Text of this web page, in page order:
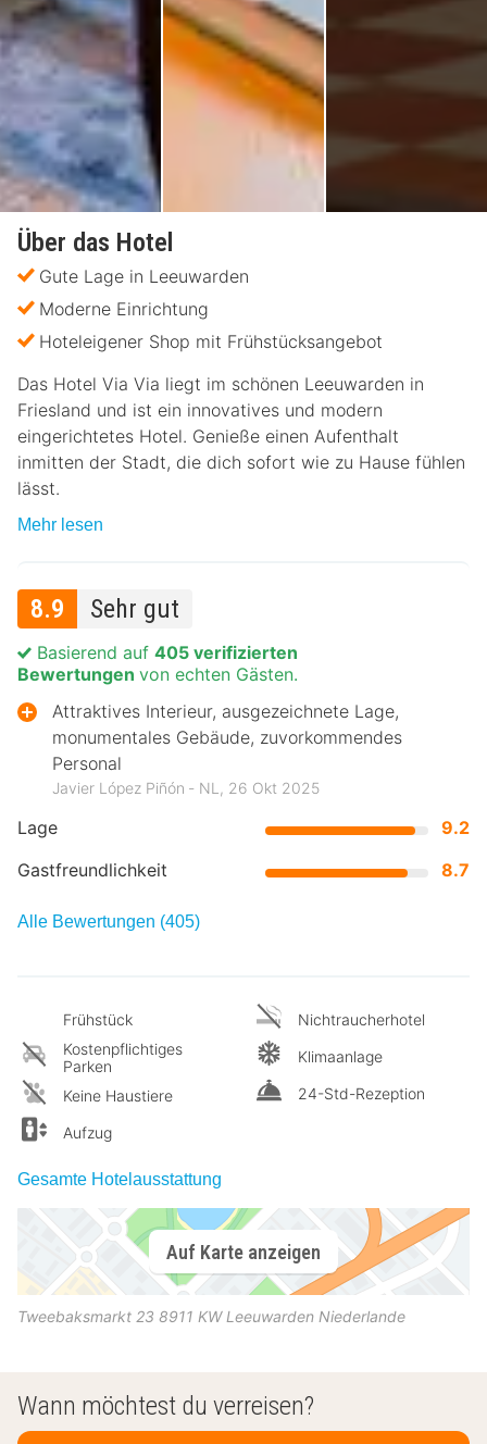
Über das Hotel
Gute Lage in Leeuwarden
Moderne Einrichtung
Hoteleigener Shop mit Frühstücksangebot
Das Hotel Via Via liegt im schönen Leeuwarden in
Friesland und ist ein innovatives und modern
eingerichtetes Hotel. Genieße einen Aufenthalt
inmitten der Stadt, die dich sofort wie zu Hause fühlen
lässt.
Mehr lesen
8.9 Sehr gut
Lage
9.2
Gastfreundlichkeit
8.7
Basierend auf 405 verifizierten
Bewertungen von echten Gästen.
Attraktives Interieur, ausgezeichnete Lage,
monumentales Gebäude, zuvorkommendes
Personal
Javier López Piñón ‐ NL, 26 Okt 2025
Alle Bewertungen (405)
Frühstück
Kostenpflichtiges
Parken
Keine Haustiere
Aufzug
Nichtraucherhotel
Klimaanlage
24-Std-Rezeption
Gesamte Hotelausstattung
Auf Karte anzeigen
Tweebaksmarkt 23 8911 KW Leeuwarden Niederlande
Wann möchtest du verreisen?